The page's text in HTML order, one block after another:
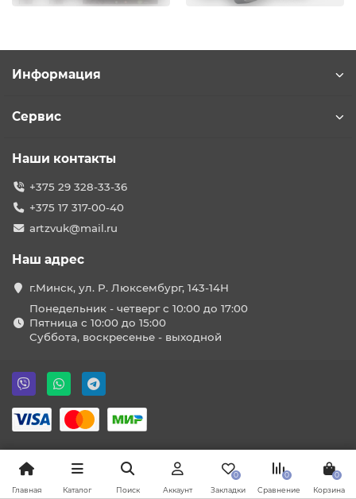
Информация
Сервис
Наши контакты
+375 29 328-33-36
+375 17 317-00-40
artzvuk@mail.ru
Наш адрес
г.Минск, ул. Р. Люксембург, 143-14Н
Понедельник - четверг с 10:00 до 17:00
Пятница с 10:00 до 15:00
Суббота, воскресенье - выходной
Главная Каталог Поиск Аккаунт
0
Закладки
0
Сравнение
0
Корзина